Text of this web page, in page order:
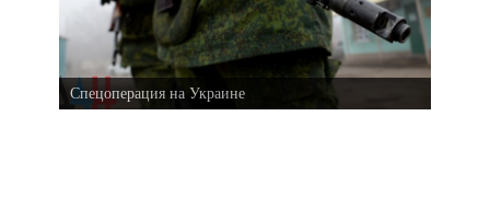
Спецоперация на Украине